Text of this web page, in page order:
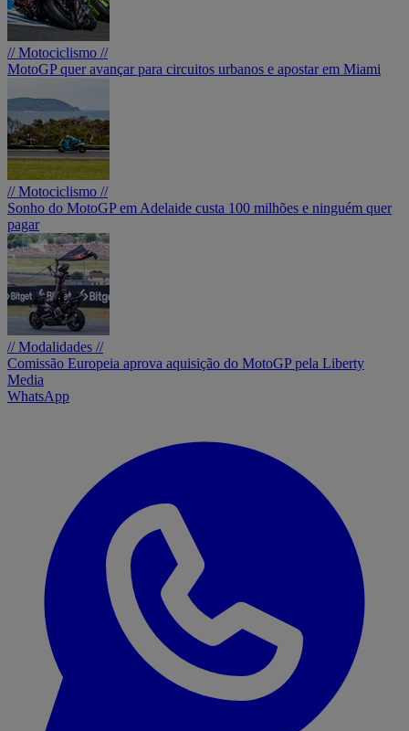
// Motociclismo //
MotoGP quer avançar para circuitos urbanos e apostar em Miami
// Motociclismo //
Sonho do MotoGP em Adelaide custa 100 milhões e ninguém quer
pagar
// Modalidades //
Comissão Europeia aprova aquisição do MotoGP pela Liberty
Media
WhatsApp